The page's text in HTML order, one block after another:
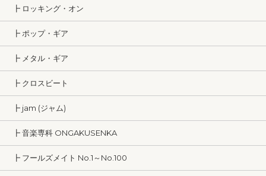
┣ ロッキング・オン
┣ ポップ・ギア
┣ メタル・ギア
┣ クロスビート
┣ jam (ジャム)
┣ 音楽専科 ONGAKUSENKA
┣ フールズメイト No.1～No.100